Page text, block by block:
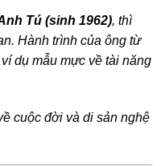
Tú (sinh 1962), thì
Hành trình của ông từ
dụ mẫu mực về tài năng
cuộc đời và di sản nghệ